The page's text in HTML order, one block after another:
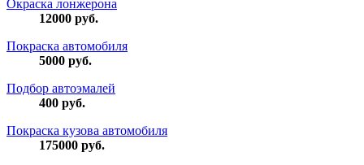
Окраска лонжерона
12000 руб.
Покраска автомобиля
5000 руб.
Подбор автоэмалей
400 руб.
Покраска кузова автомобиля
175000 руб.